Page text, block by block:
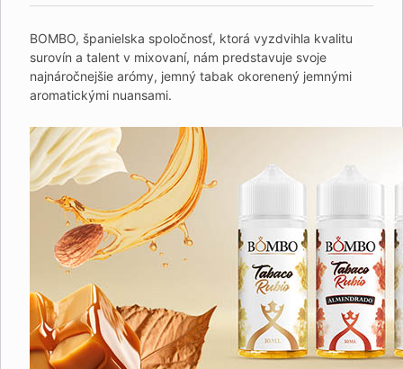
BOMBO, španielska spoločnosť, ktorá vyzdvihla kvalitu
surovín a talent v mixovaní, nám predstavuje svoje
najnáročnejšie arómy, jemný tabak okorenený jemnými
aromatickými nuansami.